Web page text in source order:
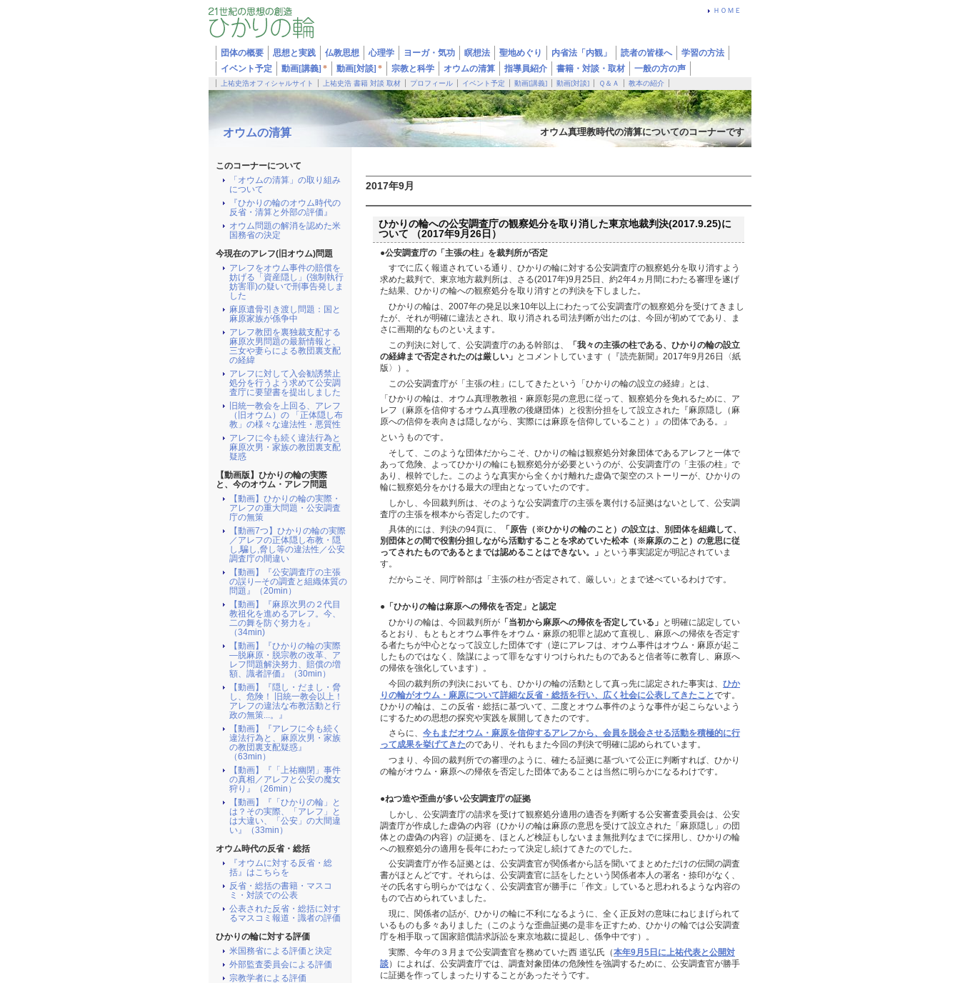
ＨＯＭＥ
団体の概要 思想と実践 仏教思想 心理学 ヨーガ・気功 瞑想法 聖地めぐり 内省法「内観」 読者の皆様へ
学習の方法
イベント予定
動画[講義] * 動画[対談] * 宗教と科学 オウムの清算 指導員紹介 書籍・対談・取材 一般の方の声
上祐史浩オフィシャルサイト 上祐史浩 書籍 対談 取材 プロフィール イベント予定 動画[講義] 動画[対談] Ｑ＆Ａ 教本の紹介
オウムの清算 オウム真理教時代の清算についてのコーナーです
2017年9月
ひかりの輪への公安調査庁の観察処分を取り消した東京地裁判決(2017.9.25)に
ついて （2017年9月26日）
●公安調査庁の「主張の柱」を裁判所が否定
すでに広く報道されている通り、ひかりの輪に対する公安調査庁の観察処分を取り消すよう
求めた裁判で、東京地方裁判所は、さる(2017年)9月25日、約2年4ヵ月間にわたる審理を遂げ
た結果、ひかりの輪への観察処分を取り消すとの判決を下しました。
ひかりの輪は、2007年の発足以来10年以上にわたって公安調査庁の観察処分を受けてきまし
たが、それが明確に違法とされ、取り消される司法判断が出たのは、今回が初めてであり、ま
さに画期的なものといえます。
この判決に対して、公安調査庁のある幹部は、
「我々の主張の柱である、ひかりの輪の設立
の経緯まで否定されたのは厳しい」
とコメントしています（『読売新聞』2017年9月26日〈紙
版〉）。
この公安調査庁が「主張の柱」にしてきたという「ひかりの輪の設立の経緯」とは、
「ひかりの輪は、オウム真理教教祖・麻原彰晃の意思に従って、観察処分を免れるために、ア
レフ（麻原を信仰するオウム真理教の後継団体）と役割分担をして設立された『麻原隠し（麻
原への信仰を表向きは隠しながら、実際には麻原を信仰していること）』の団体である。」
というものです。
そして、このような団体だからこそ、ひかりの輪は観察処分対象団体であるアレフと一体で
あって危険、よってひかりの輪にも観察処分が必要というのが、公安調査庁の「主張の柱」で
あり、根幹でした。このような真実から全くかけ離れた虚偽で架空のストーリーが、ひかりの
輪に観察処分をかける最大の理由となっていたのです。
しかし、今回裁判所は、そのような公安調査庁の主張を裏付ける証拠はないとして、公安調
査庁の主張を根本から否定したのです。
具体的には、判決の94頁に、
「原告（※ひかりの輪のこと）の設立は、別団体を組織して、
別団体との間で役割分担しながら活動することを求めていた松本（※麻原のこと）の意思に従
ってされたものであるとまでは認めることはできない。」
という事実認定が明記されていま
す。
だからこそ、同庁幹部は「主張の柱が否定されて、厳しい」とまで述べているわけです。
●「ひかりの輪は麻原への帰依を否定」と認定
ひかりの輪は、今回裁判所が 「当初から麻原への帰依を否定している」
と明確に認定してい
るとおり、もともとオウム事件をオウム・麻原の犯罪と認めて直視し、麻原への帰依を否定す
る者たちが中心となって設立した団体です（逆にアレフは、オウム事件はオウム・麻原が起こ
したものではなく、陰謀によって罪をなすりつけられたものであると信者等に教育し、麻原へ
の帰依を強化しています）。
今回の裁判所の判決においても、ひかりの輪の活動として真っ先に認定された事実は、 ひか
りの輪がオウム・麻原について詳細な反省・総括を行い、広く社会に公表してきたことです。
ひかりの輪は、この反省・総括に基づいて、二度とオウム事件のような事件が起こらないよう
にするための思想の探究や実践を展開してきたのです。
さらに、 今もまだオウム・麻原を信仰するアレフから、会員を脱会させる活動を積極的に行
って成果を挙げてきたのであり、それもまた今回の判決で明確に認められています。
つまり、今回の裁判所での審理のように、確たる証拠に基づいて公正に判断すれば、ひかり
の輪がオウム・麻原への帰依を否定した団体であることは当然に明らかになるわけです。
●ねつ造や歪曲が多い公安調査庁の証拠
しかし、公安調査庁の請求を受けて観察処分適用の適否を判断する公安審査委員会は、公安
調査庁が作成した虚偽の内容（ひかりの輪は麻原の意思を受けて設立された「麻原隠し」の団
体との虚偽の内容）の証拠を、ほとんど検証もしないまま無批判なまでに採用し、ひかりの輪
への観察処分の適用を長年にわたって決定し続けてきたのでした。
公安調査庁が作る証拠とは、公安調査官が関係者から話を聞いてまとめただけの伝聞の調査
書がほとんどです。それらは、公安調査官に話をしたという関係者本人の署名・捺印がなく、
その氏名すら明らかではなく、公安調査官が勝手に「作文」していると思われるような内容の
もので占められていました。
現に、関係者の話が、ひかりの輪に不利になるように、全く正反対の意味にねじまげられて
いるものも多々ありました（このような歪曲証拠の是非を正すため、ひかりの輪では公安調査
庁を相手取って国家賠償請求訴訟を東京地裁に提起し、係争中です）。
実際、今年の３月まで公安調査官を務めていた西 道弘氏（本年9月5日に上祐代表と公開対
談）によれば、公安調査庁では、調査対象団体の危険性を強調するために、公安調査官が勝手
に証拠を作ってしまったりすることがあったそうです。
このコーナーについて
「オウムの清算」の取り組み
について
『ひかりの輪のオウム時代の
反省・清算と外部の評価』
オウム問題の解消を認めた米
国務省の決定
今現在のアレフ(旧オウム)問題
アレフをオウム事件の賠償を
妨げる「資産隠し」(強制執行
妨害罪)の疑いで刑事告発しま
した
麻原遺骨引き渡し問題：国と
麻原家族が係争中
アレフ教団を裏独裁支配する
麻原次男問題の最新情報と、
三女や妻らによる教団裏支配
の経緯
アレフに対して入会勧誘禁止
処分を行うよう求めて公安調
査庁に要望書を提出しました
旧統一教会を上回る、アレフ
（旧オウム）の 「正体隠し布
教」の様々な違法性・悪質性
アレフに今も続く違法行為と
麻原次男・家族の教団裏支配
疑惑
【動画版】ひかりの輪の実際
と、今のオウム・アレフ問題
【動画】ひかりの輪の実際・
アレフの重大問題・公安調査
庁の無策
【動画7つ】ひかりの輪の実際
／アレフの正体隠し布教・隠
し,騙し,脅し等の違法性／公安
調査庁の間違い
【動画】『公安調査庁の主張
の誤り─その調査と組織体質の
問題』（20min）
【動画】『麻原次男の２代目
教祖化を進めるアレフ。今、
二の舞を防ぐ努力を』
（34min)
【動画】『ひかりの輪の実際
―脱麻原・脱宗教の改革、ア
レフ問題解決努力、賠償の増
額、識者評価』（30min）
【動画】『隠し・だまし・脅
し、危険！ 旧統一教会以上！
アレフの違法な布教活動と行
政の無策...。』
【動画】『アレフに今も続く
違法行為と、麻原次男・家族
の教団裏支配疑惑』
（63min）
【動画】『「上祐幽閉」事件
の真相／アレフと公安の魔女
狩り』（26min）
【動画】『「ひかりの輪」と
は？その実際、「アレフ」と
は大違い、「公安」の大間違
い』（33min）
オウム時代の反省・総括
『オウムに対する反省・総
括』はこちらを
反省・総括の書籍・マスコ
ミ・対談での公表
公表された反省・総括に対す
るマスコミ報道・識者の評価
ひかりの輪に対する評価
米国務省による評価と決定
外部監査委員会による評価
宗教学者による評価